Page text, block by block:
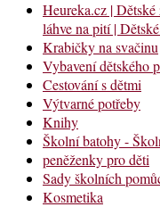
Heureka.cz |
láhve na pití |
Krabičky na svačinu
Vybavení dětského
Cestování s dětmi
Výtvarné potřeby
Knihy
Školní batohy -
peněženky pro děti
Sady školních
Kosmetika